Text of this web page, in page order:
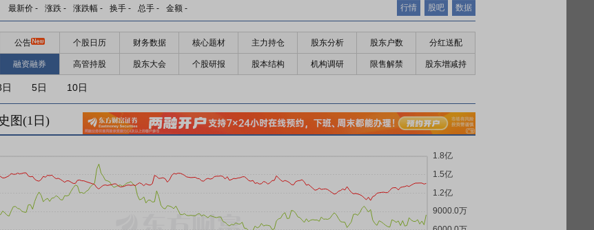
最新价 - 涨跌 - 涨跌幅 - 换手 - 总手 - 金额 - 行情 股吧 数据
公告 个股日历 财务数据 核心题材 主力持仓 股东分析 股东户数 分红送配
融资融券 高管持股 股东大会 个股研报 股本结构 机构调研 限售解禁 股东增减持
5日 10日
图(1 日)